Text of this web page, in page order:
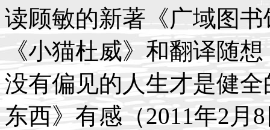
读顾敏的新著《广域图
《小猫杜威》和翻译随
没有偏见的人生才是健
东西》有感（2011年2月